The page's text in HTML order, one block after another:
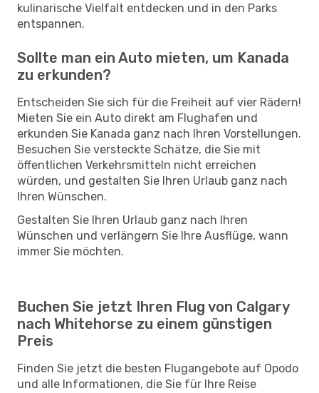
kulinarische Vielfalt entdecken und in den Parks
entspannen.
Sollte man ein Auto mieten, um Kanada
zu erkunden?
Entscheiden Sie sich für die Freiheit auf vier Rädern!
Mieten Sie ein Auto direkt am Flughafen und
erkunden Sie Kanada ganz nach Ihren Vorstellungen.
Besuchen Sie versteckte Schätze, die Sie mit
öffentlichen Verkehrsmitteln nicht erreichen
würden, und gestalten Sie Ihren Urlaub ganz nach
Ihren Wünschen.
Gestalten Sie Ihren Urlaub ganz nach Ihren
Wünschen und verlängern Sie Ihre Ausflüge, wann
immer Sie möchten.
Buchen Sie jetzt Ihren Flug von Calgary
nach Whitehorse zu einem günstigen
Preis
Finden Sie jetzt die besten Flugangebote auf Opodo
und alle Informationen, die Sie für Ihre Reise